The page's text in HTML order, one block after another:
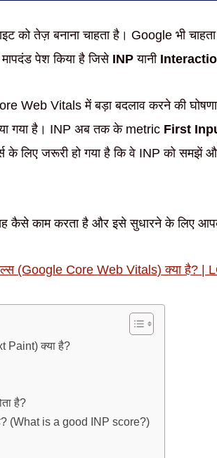
को तेज़ बनाना चाहता है। Google भी
पेश किया है जिसे INP यानी
Web Vitals में बड़ा बदलाव करने की
गया है। INP अब तक के metric First
के लिए जरूरी हो गया है कि वे INP को समझें
कैसे काम करता है और इसे सुधारने के लिए
(Google Core Web Vitals) क्या है? |
Paint) क्या है?
है?
(What is a good INP score?)